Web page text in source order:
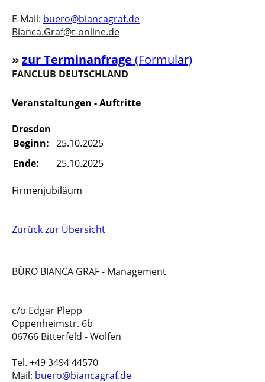
E-Mail: buero@biancagraf.de
Bianca.Graf@t-online.de
»zur Terminanfrage (Formular)
FANCLUB DEUTSCHLAND
Veranstaltungen - Auftritte
Dresden
Beginn: 25.10.2025
Ende:
25.10.2025
Firmenjubiläum
Zurück zur Übersicht
BÜRO BIANCA GRAF - Management
c/o Edgar Plepp
Oppenheimstr. 6b
06766 Bitterfeld - Wolfen
Tel. +49 3494 44570
Mail: buero@biancagraf.de